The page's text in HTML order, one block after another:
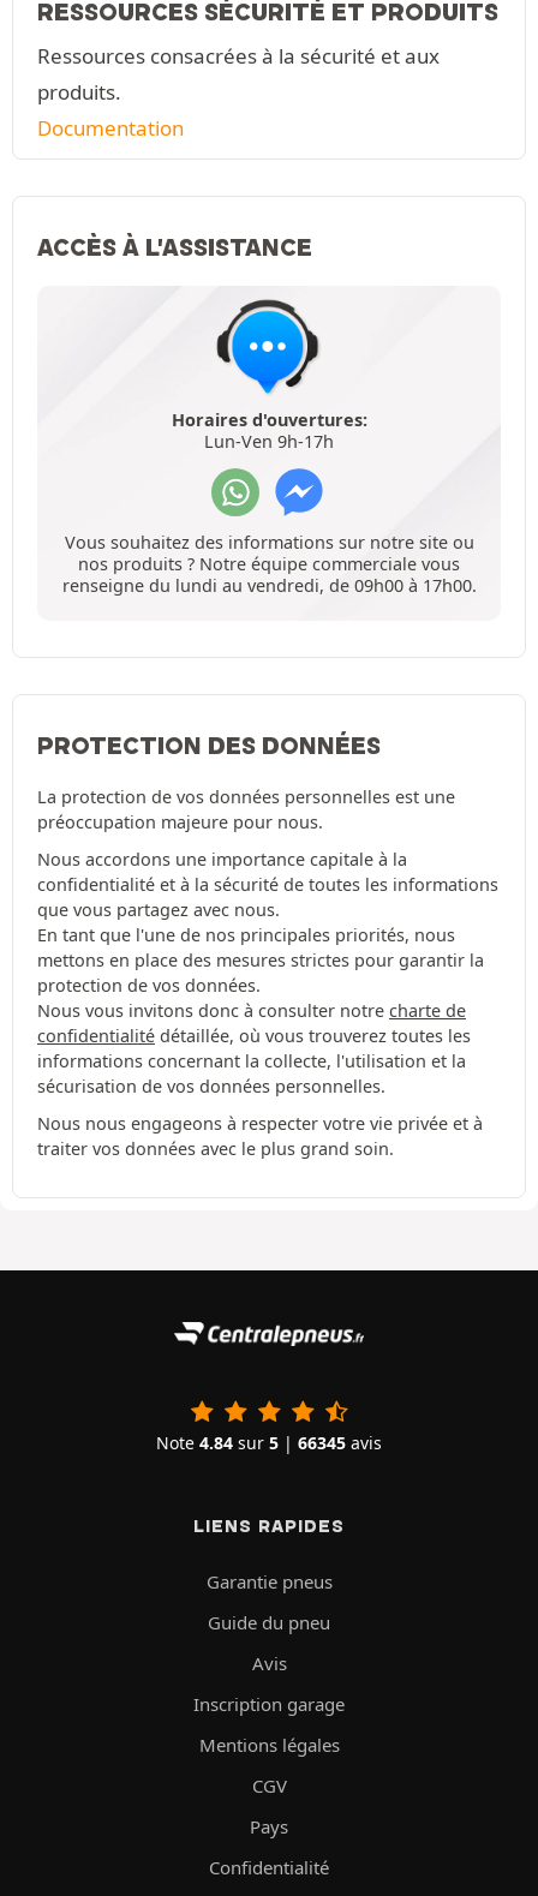
RESSOURCES SÉCURITÉ ET PRODUITS
Ressources consacrées à la sécurité et aux
produits.
Documentation
ACCÈS À L'ASSISTANCE
Horaires d'ouvertures:
Lun-Ven 9h-17h
Vous souhaitez des informations sur notre site ou
nos produits ? Notre équipe commerciale vous
renseigne du lundi au vendredi, de 09h00 à 17h00.
PROTECTION DES DONNÉES
La protection de vos données personnelles est une
préoccupation majeure pour nous.
Nous accordons une importance capitale à la
confidentialité et à la sécurité de toutes les informations
que vous partagez avec nous.
En tant que l'une de nos principales priorités, nous
mettons en place des mesures strictes pour garantir la
protection de vos données.
Nous vous invitons donc à consulter notre charte de
confidentialité détaillée, où vous trouverez toutes les
informations concernant la collecte, l'utilisation et la
sécurisation de vos données personnelles.
Nous nous engageons à respecter votre vie privée et à
traiter vos données avec le plus grand soin.
Note 4.84 sur 5 | 66345 avis
LIENS RAPIDES
Garantie pneus
Guide du pneu
Avis
Inscription garage
Mentions légales
CGV
Pays
Confidentialité